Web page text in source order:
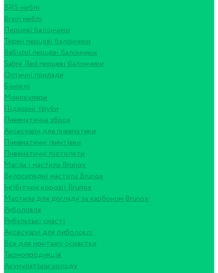
BRS меблі
Brain меблі
Перцеві балончики
Терен перцеві балончики
Ballistol перцеві балончики
Sabre Red перцеві балончики
Оптичні прилади
Біноклі
Монокуляри
Підзорні труби
Пневматична зброя
Аксесуари для пневматики
Пневматичні гвинтівки
Пневматичні пістолети
Масла і мастила Brunox
Велосипедні мастила Brunox
Інгібітори корозії Brunox
Мастила для догляду за карбоном Brunox
Риболовля
Рибальські снасті
Аксесуари для риболовлі
Все для монтажу оснастки
Термопродукція
Акумулятори холоду